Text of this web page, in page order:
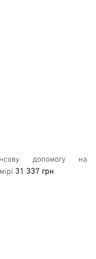
допомогу на
31 337 грн